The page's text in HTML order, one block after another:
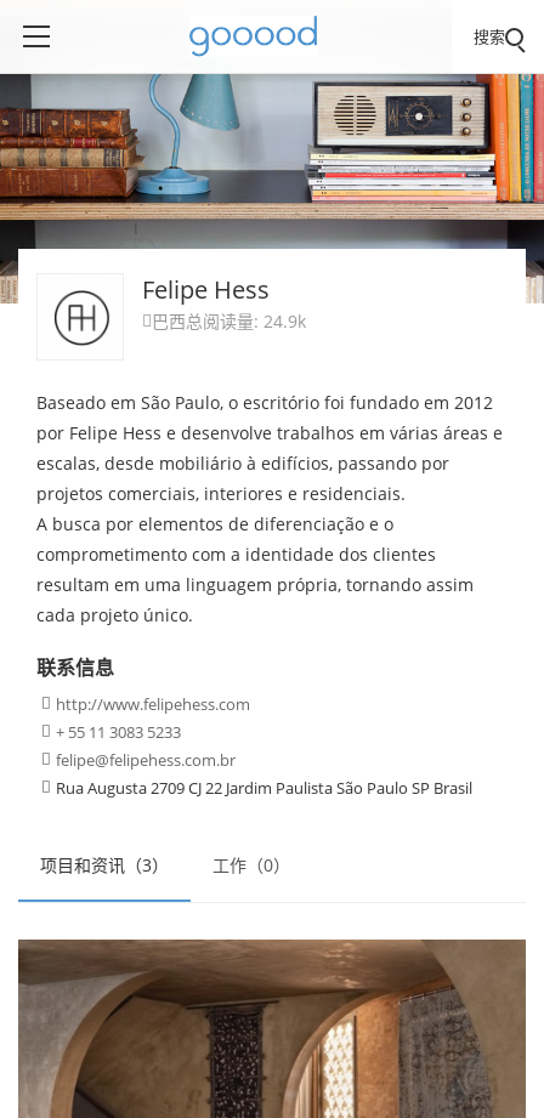
搜索
项目和资讯（3） 工作（0）
Felipe Hess
 巴西总阅读量: 24.9k
Baseado em São Paulo, o escritório foi fundado em 2012
por Felipe Hess e desenvolve trabalhos em várias áreas e
escalas, desde mobiliário à edifícios, passando por
projetos comerciais, interiores e residenciais.
A busca por elementos de diferenciação e o
comprometimento com a identidade dos clientes
resultam em uma linguagem própria, tornando assim
cada projeto único.
联系信息
 http://www.felipehess.com
 + 55 11 3083 5233
 felipe@felipehess.com.br
 Rua Augusta 2709 CJ 22 Jardim Paulista São Paulo SP Brasil